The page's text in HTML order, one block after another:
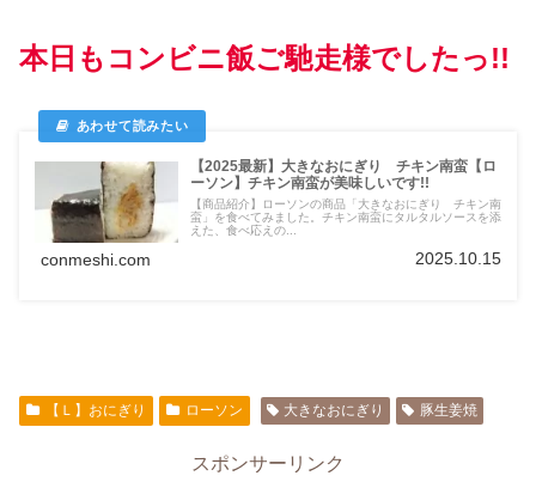
本日もコンビニ飯ご馳走様でしたっ!!
【2025最新】大きなおにぎり チキン南蛮【ロ
ーソン】チキン南蛮が美味しいです!!
【商品紹介】ローソンの商品「大きなおにぎり チキン南
蛮」を食べてみました。チキン南蛮にタルタルソースを添
えた、食べ応えの...
conmeshi.com 2025.10.15
【Ｌ】おにぎり ローソン 大きなおにぎり 豚生姜焼
スポンサーリンク